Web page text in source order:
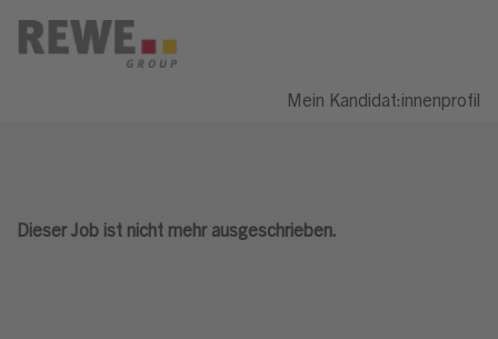
Mein Kandidat:innenprofil
Dieser Job ist nicht mehr ausgeschrieben.